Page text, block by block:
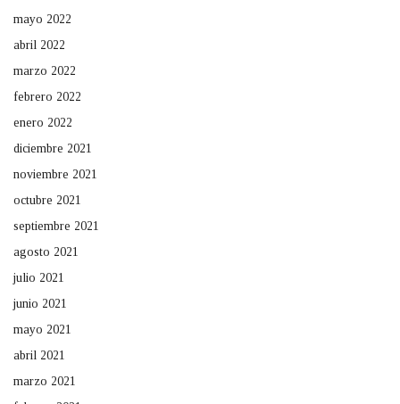
mayo 2022
abril 2022
marzo 2022
febrero 2022
enero 2022
diciembre 2021
noviembre 2021
octubre 2021
septiembre 2021
agosto 2021
julio 2021
junio 2021
mayo 2021
abril 2021
marzo 2021